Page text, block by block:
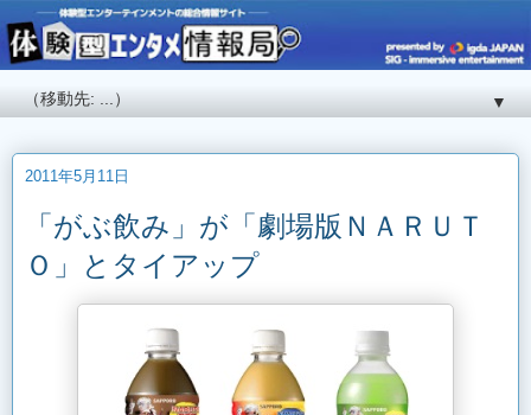
▼
2011年5月11日
「がぶ飲み」が「劇場版ＮＡＲＵＴ
Ｏ」とタイアップ